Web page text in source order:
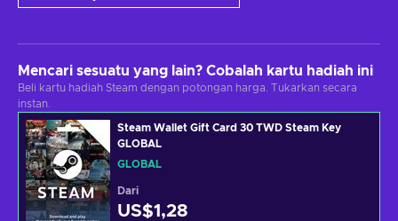
Mencari sesuatu yang lain? Cobalah kartu hadiah ini
Beli kartu hadiah Steam dengan potongan harga. Tukarkan secara
instan.
Steam Wallet Gift Card 30 TWD Steam Key
GLOBAL
GLOBAL
Dari
US$1,28